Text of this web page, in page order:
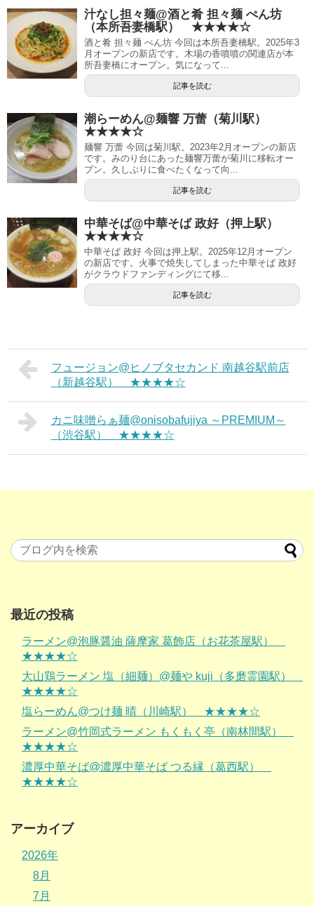
汁なし担々麺@酒と肴 担々麺 ぺん坊
（本所吾妻橋駅） ★★★★☆
酒と肴 担々麺 ぺん坊 今回は本所吾妻橋駅。2025年3
月オープンの新店です。木場の香噴噴の関連店が本
所吾妻橋にオープン。気になって...
記事を読む
潮らーめん@麺響 万蕾（菊川駅）
★★★★☆
麺響 万蕾 今回は菊川駅。2023年2月オープンの新店
です。みのり台にあった麺響万蕾が菊川に移転オー
プン。久しぶりに食べたくなって向...
記事を読む
中華そば@中華そば 政好（押上駅）
★★★★☆
中華そば 政好 今回は押上駅。2025年12月オープン
の新店です。火事で焼失してしまった中華そば 政好
がクラウドファンディングにて移...
記事を読む
フュージョン@ヒノブタセカンド 南越谷駅前店
（新越谷駅） ★★★★☆
カニ味噌らぁ麺@onisobafujiya ～PREMIUM～
（渋谷駅） ★★★★☆
最近の投稿
ラーメン@泡豚醤油 薩摩家 葛飾店（お花茶屋駅）
★★★★☆
大山鶏ラーメン 塩（細麺）@麺や kuji（多磨霊園駅）
★★★★☆
塩らーめん@つけ麺 晴（川崎駅） ★★★★☆
ラーメン@竹岡式ラーメン もくもく亭（南林間駅）
★★★★☆
濃厚中華そば@濃厚中華そば つる縁（葛西駅）
★★★★☆
アーカイブ
2026年
8月
7月